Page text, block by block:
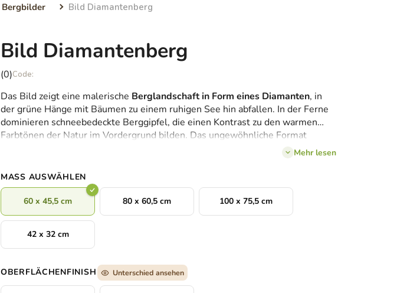
Bergbilder Bild Diamantenberg
Bild Diamantenberg
Die
Produktbewertung
ist
0,0
von
(0)
Das Bild zeigt eine malerische Berglandschaft in Form eines Diamanten, in
der grüne Hänge mit Bäumen zu einem ruhigen See hin abfallen. In der Ferne
dominieren schneebedeckte Berggipfel, die einen Kontrast zu den warmen
Farbtönen der Natur im Vordergrund bilden. Das ungewöhnliche Format
verleiht dem Werk einen modernen und außergewöhnlichen Charakter.Mehr lesen
MASS AUSWÄHLEN
60 x 45,5 cm 80 x 60,5 cm 100 x 75,5 cm
42 x 32 cm
OBERFLÄCHENFINISH Unterschied ansehen